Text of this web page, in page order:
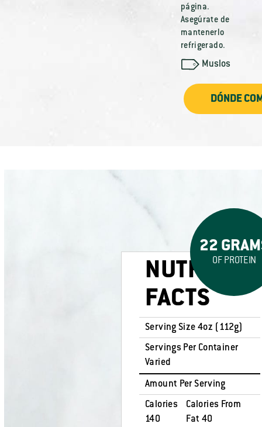
página.
Asegúrate de
mantenerlo
refrigerado.
Muslos
DÓNDE
22
OF PROTEIN
NUTRITION
FACTS
Serving Size 4oz (112g)
Servings Per Container
Varied
Amount Per Serving
Calories
140
Calories From
Fat 40